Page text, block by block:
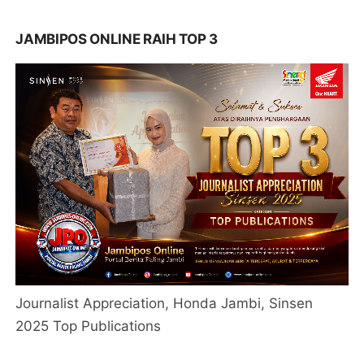
JAMBIPOS ONLINE RAIH TOP 3
Journalist Appreciation, Honda Jambi, Sinsen
2025 Top Publications